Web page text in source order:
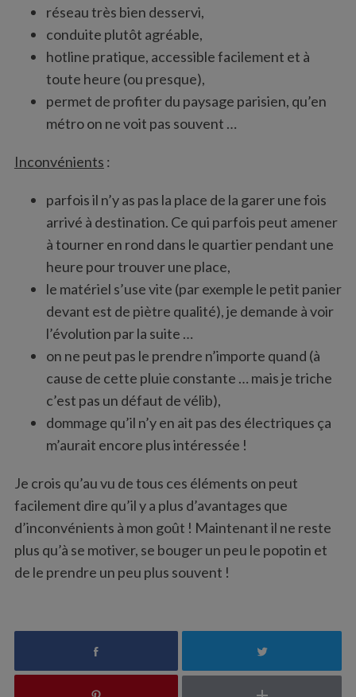
réseau très bien desservi,
conduite plutôt agréable,
hotline pratique, accessible facilement et à
toute heure (ou presque),
permet de profiter du paysage parisien, qu’en
métro on ne voit pas souvent …
Inconvénients :
parfois il n’y as pas la place de la garer une fois
arrivé à destination. Ce qui parfois peut amener
à tourner en rond dans le quartier pendant une
heure pour trouver une place,
le matériel s’use vite (par exemple le petit panier
devant est de piètre qualité), je demande à voir
l’évolution par la suite …
on ne peut pas le prendre n’importe quand (à
cause de cette pluie constante … mais je triche
c’est pas un défaut de vélib),
dommage qu’il n’y en ait pas des électriques ça
m’aurait encore plus intéressée !
Je crois qu’au vu de tous ces éléments on peut
facilement dire qu’il y a plus d’avantages que
d’inconvénients à mon goût ! Maintenant il ne reste
plus qu’à se motiver, se bouger un peu le popotin et
de le prendre un peu plus souvent !
S